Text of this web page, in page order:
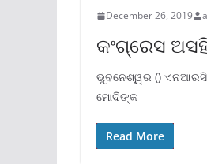
December 26, 2019
କଂଗ୍ରେସ
ଭୁବନେଶ୍ୱର () ଏନଆରସି
ମୋଦିଙ୍କ
Read More